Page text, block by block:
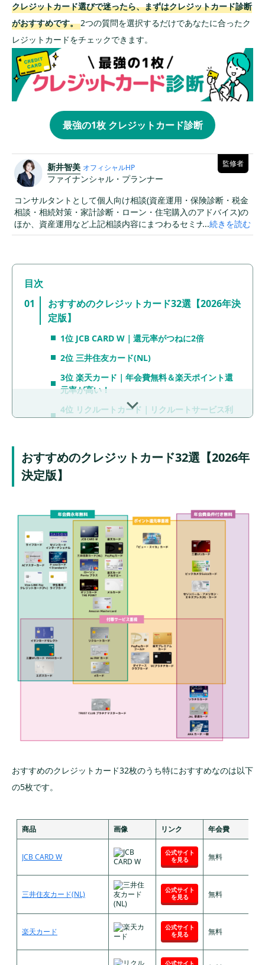
クレジットカード選びで迷ったら、まずはクレジットカード診断
がおすすめです。2つの質問を選択するだけであなたに合ったク
レジットカードをチェックできます。
最強の1枚 クレジットカード診断
新井智美 オフィシャルHP
ファイナンシャル・プランナー
コンサルタントとして個人向け相談(資産運用・保険診断・税金
相談・相続対策・家計診断・ローン・住宅購入のアドバイス)の
ほか、資産運用など上記相談内容にまつわるセミナー講師(企業
向け・サークル、団体向け)をおこなうと同時に、金融メディア
...続きを読む
監修者
おすすめのクレジットカード32選【2026年決
定版】
1位 JCB CARD W｜還元率がつねに2倍
2位 三井住友カード(NL)
3位 楽天カード｜年会費無料＆楽天ポイント還
元率が高い！
4位 リクルートカード｜リクルートサービス利
用でポイントアップ！
やすい！
6位 イオンカードセレクト｜イオングループユ
8位 dカード｜dポイントをお得に貯められる
9位 ライフカード｜誕生月はポイント3倍
10位 Orico Card THE POINT｜ホテルなどの優
待が特典！
11位 セゾンカードインターナショナル｜デジタ
ル発行は最短5分
12位 VIASOカード｜年会費はずっと無料
13位 ダイナースクラブカード｜利用限度額の制
限がない！
14位 三菱UFJカード｜ポイントが現金に還元！
15位 ACマスターカード｜キャッシングが使え
16位 ローソンPontaプラスカード｜優待サービ
スが多い
20位 au PAYカード｜auユーザーにとくにおす
すめ
21位 セゾンパール・アメリカン・エキスプレス
(R)・カード｜初年度無料
22位 JALカード｜JALマイルが貯まる
23位 ANAカード｜ANAマイルが貯まる
24位 ソラチカカード｜マイルが貯まりやすい
おすすめのクレジットカード32選【2026年
決定版】
おすすめのクレジットカード32枚のうち特におすすめなのは以下
の5枚です。
商品 画像 リンク 年会費
JCB CARD W
公式サイト
を見る
無料
三井住友カード(NL)
公式サイト
を見る
無料
楽天カード
公式サイト
を見る
無料
公式サイト